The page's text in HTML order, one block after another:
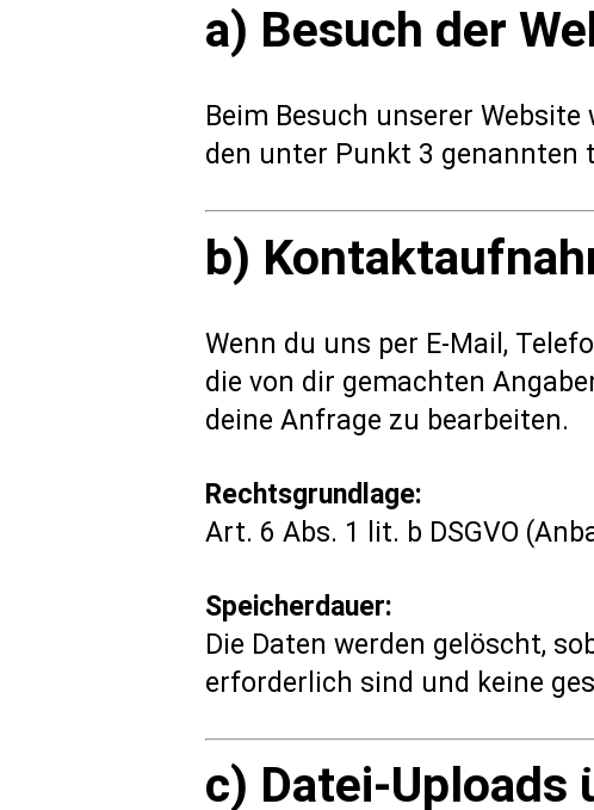
a) Besuch der
Beim Besuch unserer
den unter Punkt 3 genannten
b)
Wenn du uns per E-Mail,
die von dir gemachten
deine Anfrage zu bearbeiten.
Rechtsgrundlage:
Art. 6 Abs. 1 lit. b DSGVO
Speicherdauer:
Die Daten werden gelöscht,
erforderlich sind und keine
c) Datei-